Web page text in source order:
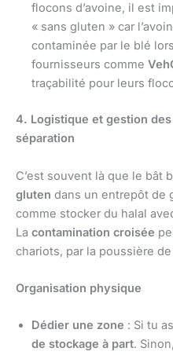
flocons d’avoine, il est
« sans gluten » car
contaminée par le blé
fournisseurs comme
traçabilité pour leurs
4. Logistique et gestion
séparation
C’est souvent là que le bât
gluten dans un entrepôt de
comme stocker du halal
La contamination croisée
chariots, par la poussière
Organisation physique
Dédier une zone : Si tu
de stockage à part.